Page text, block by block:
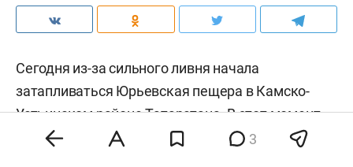
Сегодня из-за сильного ливня начала
затапливаться Юрьевская пещера в Камско-
Устьинском районе Татарстана. В этот момент
внутри находились 10 человек, а вход в пещеру
3